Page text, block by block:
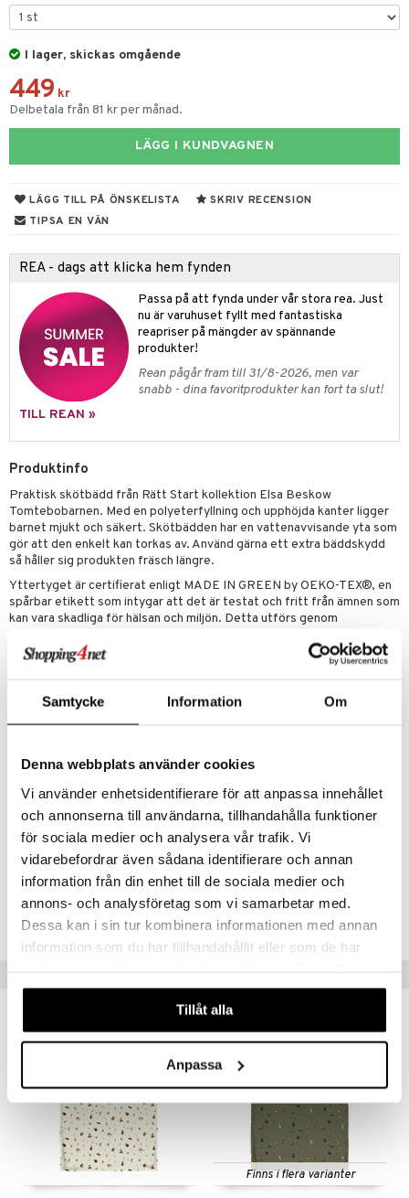
Samtycke Information Om
Denna webbplats använder cookies
Vi använder enhetsidentifierare för att anpassa innehållet
och annonserna till användarna, tillhandahålla funktioner
för sociala medier och analysera vår trafik. Vi
vidarebefordrar även sådana identifierare och annan
information från din enhet till de sociala medier och
annons- och analysföretag som vi samarbetar med.
Dessa kan i sin tur kombinera informationen med annan
information som du har tillhandahållit eller som de har
våra cookies vid fortsatt användande av vår webbplats.
Tillåt alla
Anpassa
I lager, skickas omgående
449 kr
Delbetala från 81 kr per månad.
LÄGG I KUNDVAGNEN
LÄGG TILL PÅ ÖNSKELISTA
SKRIV RECENSION
TIPSA EN VÄN
REA - dags att klicka hem fynden
Passa på att fynda under vår stora rea. Just
nu är varuhuset fyllt med fantastiska
reapriser på mängder av spännande
produkter!
Rean pågår fram till 31/8-2026, men var
snabb - dina favoritprodukter kan fort ta slut!
TILL REAN »
Produktinfo
Praktisk skötbädd från Rätt Start kollektion Elsa Beskow
Tomtebobarnen. Med en polyeterfyllning och upphöjda kanter ligger
barnet mjukt och säkert. Skötbädden har en vattenavvisande yta som
gör att den enkelt kan torkas av. Använd gärna ett extra bäddskydd
så håller sig produkten fräsch längre.
Yttertyget är certifierat enligt MADE IN GREEN by OEKO-TEX®, en
spårbar etikett som intygar att det är testat och fritt från ämnen som
kan vara skadliga för hälsan och miljön. Detta utförs genom
Dessutom garanterar MADE IN GREEN by OEKO-TEX®-etiketten att
produkten har tillverkats med hållbara processer under socialt
via en unik QR-kod på etiketten.
Överdraget går att tvätta i maskin men tänk på att tyget kan krympa
när skyddet ska sättas tillbaka tänk på att inte ta i vid dragkedjan då
sömmen kan gå sönder.
Mått : 68 x 49 x 9,5 cm.
Artikelnr
TBS40-1-XX
Lägsta pris senaste 30 dagarna: 449 kr
Finns i flera varianter
& Strumpor
leksaker
gå vagnar
Builder
Pet Shop
- Forntidsdjur
- Hästar
Wild Life
Zhu Pets
Prinsessor
Dollhouse
Friends
Barn
Stockholm
Hoppetossa
Villa Villerkulla
& Gungdjur
Åberg
Prinsessor
Potter
Kitty
Mu
Patrol
Bluey
City
Classic
Disney
DUPLO
Friends
Minecraft
Ninjago
Speed Champions
Spidey
Super Heroes
& Köksredskap
leksaker
svar